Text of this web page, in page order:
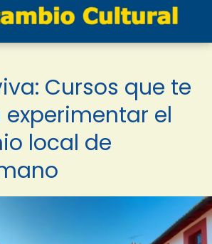
Cursos que te
el
local de